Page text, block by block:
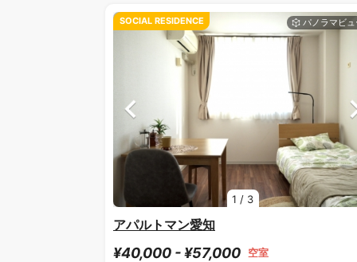
1 / 3
SOCIAL RESIDENCE
アパルトマン愛知
¥40,000 - ¥57,000 空室